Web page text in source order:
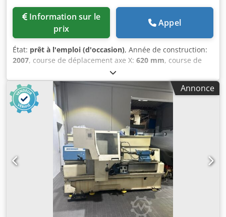
prix
Appel
État: prêt à l'emploi (d'occasion), Année de construction:
2007, course de déplacement axe X: 620 mm, course de
2 000 mm, Diamètre de barre (max.):
110 mm, fabricant de contrôleurs:SIEMENS, modèle de
contrôleur:
840D
, Tour horizontal
fabriqué en 2007. Ce BOEHRINGER VDF 400 CM est équipé
d'un mandrin de 500 mm et d'un outil tournant pour une
plus grande polyvalence. Elle offre une course
impressionnante de 620 mm sur l'axe X et de 2000 mm sur
l'axe Y. Si vous cherchez à obtenir des capacités de
tournage de haute qualité, pensez à la machine
BOEHRINGER VDF 400 CM que nous avons à vendre.
Contactez-nous pour plus d'informations. Codpfxey Enlls
Abkjrf • Diamètre du mandrin : 500 mm Technical
Specification Driven Tools Yes Counter Spindle No
Annonce